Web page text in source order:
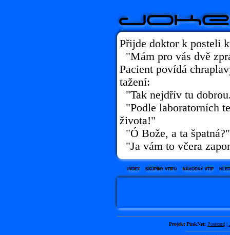
Přijde doktor k posteli
"Mám pro vás dvě
Pacient povídá
tažení:
"Tak nejdřív tu
"Podle laboratorních
života!"
"Ó Bože, a ta špatná?"
"Ja vám to včera
Projekt PinkNet: Postcard|